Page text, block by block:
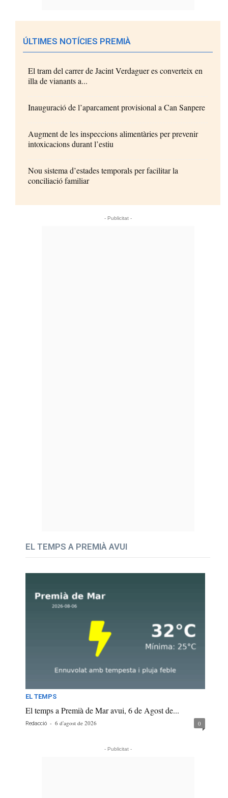
ÚLTIMES NOTÍCIES PREMIÀ
El tram del carrer de Jacint Verdaguer es converteix en
illa de vianants a...
Inauguració de l’aparcament provisional a Can Sanpere
Augment de les inspeccions alimentàries per prevenir
intoxicacions durant l’estiu
Nou sistema d’estades temporals per facilitar la
conciliació familiar
- Publicitat -
EL TEMPS A PREMIÀ AVUI
EL TEMPS
El temps a Premià de Mar avui, 6 de Agost de...
Redacció - 6 d'agost de 2026 0
- Publicitat -